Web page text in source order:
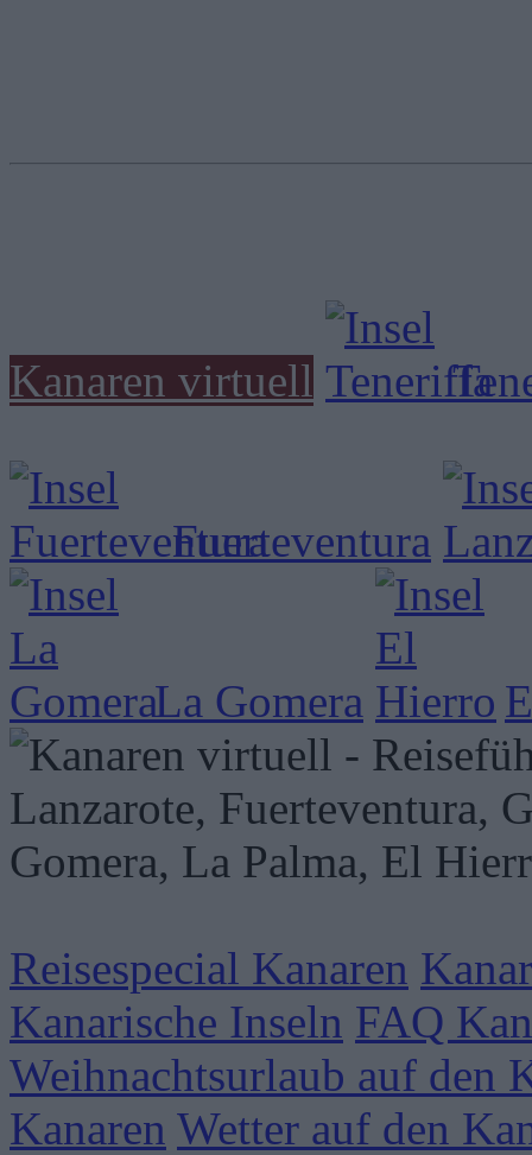
Kanaren virtuell
Fuerteventura
La Gomera
Reisespecial Kanaren
Kanarische Inseln FAQ
Weihnachtsurlaub auf den
Kanaren Wetter auf den